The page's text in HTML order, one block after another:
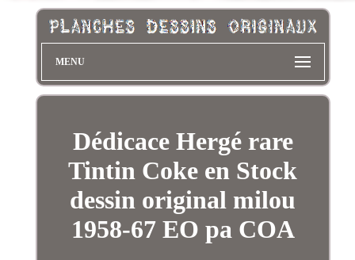
MENU
Dédicace Hergé rare
Tintin Coke en Stock
dessin original milou
1958-67 EO pa COA